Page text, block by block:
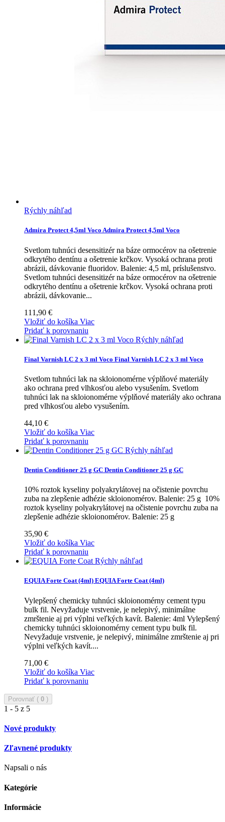
Rýchly náhľad
Admira Protect 4,5ml Voco Admira Protect 4,5ml Voco
Svetlom tuhnúci desensitizér na báze ormocérov na ošetrenie
odkrytého dentínu a ošetrenie krčkov. Vysoká ochrana proti
abrázii, dávkovanie fluoridov. Balenie: 4,5 ml, príslušenstvo.
Svetlom tuhnúci desensitizér na báze ormocérov na ošetrenie
odkrytého dentínu a ošetrenie krčkov. Vysoká ochrana proti
abrázii, dávkovanie...
111,90 €
Vložiť do košíka Viac
Pridať k porovnaniu
Rýchly náhľad
Final Varnish LC 2 x 3 ml Voco Final Varnish LC 2 x 3 ml Voco
Svetlom tuhnúci lak na skloionomérne výplňové materiály
ako ochrana pred vlhkosťou alebo vysušením. Svetlom
tuhnúci lak na skloionomérne výplňové materiály ako ochrana
pred vlhkosťou alebo vysušením.
44,10 €
Vložiť do košíka Viac
Pridať k porovnaniu
Rýchly náhľad
Dentin Conditioner 25 g GC Dentin Conditioner 25 g GC
10% roztok kyseliny polyakrylátovej na očistenie povrchu
zuba na zlepšenie adhézie skloionomérov. Balenie: 25 g 10%
roztok kyseliny polyakrylátovej na očistenie povrchu zuba na
zlepšenie adhézie skloionomérov. Balenie: 25 g
35,90 €
Vložiť do košíka Viac
Pridať k porovnaniu
Rýchly náhľad
EQUIA Forte Coat (4ml) EQUIA Forte Coat (4ml)
Vylepšený chemicky tuhnúci skloionomérny cement typu
bulk fil. Nevyžaduje vrstvenie, je nelepivý, minimálne
zmrštenie aj pri výplni veľkých kavít. Balenie: 4ml Vylepšený
chemicky tuhnúci skloionomérny cement typu bulk fil.
Nevyžaduje vrstvenie, je nelepivý, minimálne zmrštenie aj pri
výplni veľkých kavít....
71,00 €
Vložiť do košíka Viac
Pridať k porovnaniu
Porovnať ( 0 )
1 - 5 z 5
Nové produkty
Zľavnené produkty
Napsali o nás
Kategórie
Informácie